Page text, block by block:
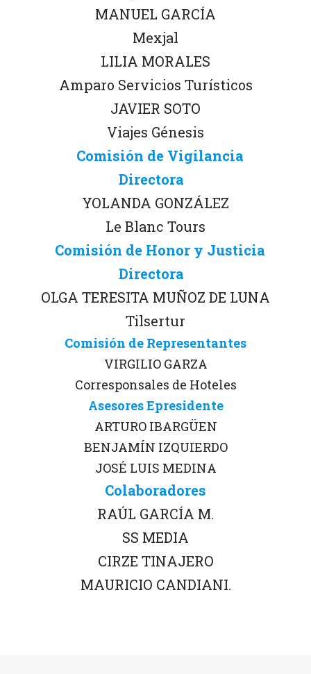
MANUEL GARCÍA
Mexjal
LILIA MORALES
Amparo Servicios Turísticos
JAVIER SOTO
Viajes Génesis
Comisión de Vigilancia
Directora
YOLANDA GONZÁLEZ
Le Blanc Tours
Comisión de Honor y Justicia
Directora
OLGA TERESITA MUÑOZ DE LUNA
Tilsertur
Comisión de Representantes
VIRGILIO GARZA
Corresponsales de Hoteles
Asesores Epresidente
ARTURO IBARGÜEN
BENJAMÍN IZQUIERDO
JOSÉ LUIS MEDINA
Colaboradores
RAÚL GARCÍA M.
SS MEDIA
CIRZE TINAJERO
MAURICIO CANDIANI.